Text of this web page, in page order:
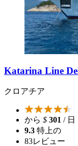
Katarina Line
クロアチア
から $ 301 / 日
9.3 特上の
83レビュー